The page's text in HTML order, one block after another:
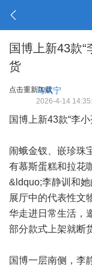
国博上新43款
货
点击重新加载
马斌宁
2026-4-14
国博上新43款“李
闹蛾金钗、嵌珍珠
有慕斯蛋糕和拉花
&ldquo;李静训和
展厅中的代表性文
华走进日常生活，
部分款式上架就断
国博一层南侧，李